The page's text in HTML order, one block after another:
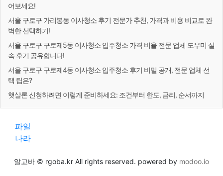
어보세요!
서울 구로구 가리봉동 이사청소 후기 전문가 추천, 가격과 비용 비교로 완
벽한 선택하기!
서울 구로구 구로제5동 이사청소 입주청소 가격 비율 전문 업체 도우미 실
속 후기 공유합니다!
서울 구로구 구로제4동 이사청소 입주청소 후기 비밀 공개, 전문 업체 선
택 팁은?
햇살론 신청하려면 이렇게 준비하세요: 조건부터 한도, 금리, 순서까지
파일
나라
알고바 © rgoba.kr All rights reserved. powered by modoo.io